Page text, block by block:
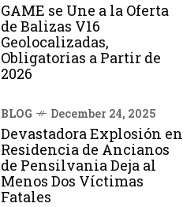
GAME se Une a la Oferta
de Balizas V16
Geolocalizadas,
Obligatorias a Partir de
2026
BLOG December 24, 2025
Devastadora Explosión en
Residencia de Ancianos
de Pensilvania Deja al
Menos Dos Víctimas
Fatales